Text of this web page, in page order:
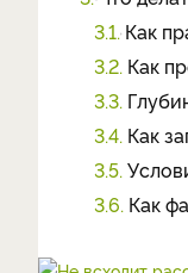
3.1. Как
3.2. Как
3.3.
3.4. Как
3.5.
3.6. Как